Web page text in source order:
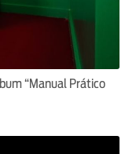
“Manual Prático